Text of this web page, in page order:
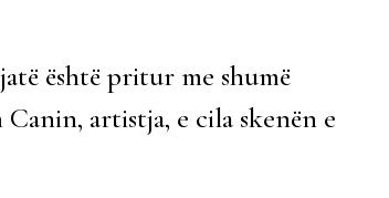
është pritur me shumë
artistja, e cila skenën e